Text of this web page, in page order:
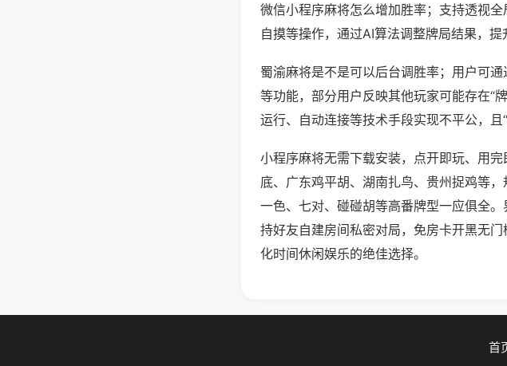
微信小程序麻将怎么增加胜率；支持透视
自摸等操作，通过AI算法调整牌局结果，提
蜀渝麻将是不是可以后台调胜率；用户可通
等功能，部分用户反映其他玩家可能存在“
运行、自动连接等技术手段实现不平公，且“
小程序麻将无需下载安装，点开即玩、用
底、广东鸡平胡、湖南扎鸟、贵州捉鸡等
一色、七对、碰碰胡等高番牌型一应俱全
持好友自建房间私密对局，免房卡开黑无
化时间休闲娱乐的绝佳选择。
首